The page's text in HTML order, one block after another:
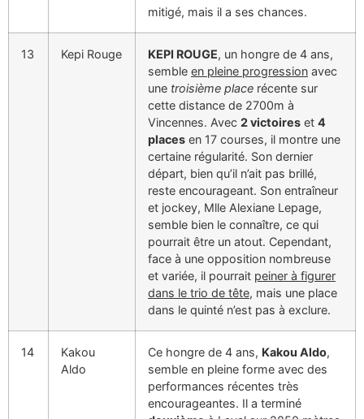
mitigé, mais il a ses chances.
13 Kepi Rouge KEPI ROUGE, un hongre de 4 ans,
semble en pleine progression avec
une troisième place récente sur
cette distance de 2700m à
Vincennes. Avec 2 victoires et 4
places en 17 courses, il montre une
certaine régularité. Son dernier
départ, bien qu’il n’ait pas brillé,
reste encourageant. Son entraîneur
et jockey, Mlle Alexiane Lepage,
semble bien le connaître, ce qui
pourrait être un atout. Cependant,
face à une opposition nombreuse
et variée, il pourrait peiner à figurer
dans le trio de tête, mais une place
dans le quinté n’est pas à exclure.
14
Kakou
Aldo
Ce hongre de 4 ans, Kakou Aldo,
semble en pleine forme avec des
performances récentes très
encourageantes. Il a terminé